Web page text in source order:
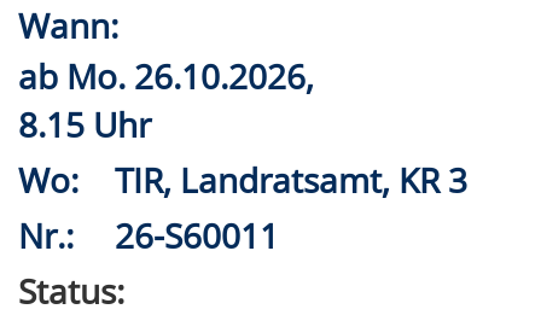
Wann:
ab Mo. 26.10.2026,
8.15 Uhr
Wo:
TIR, Landratsamt, KR 3
Nr.:
26-S60011
Status: